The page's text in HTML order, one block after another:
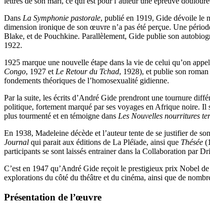
Dans La Symphonie pastorale, publié en 1919, Gide dévoile le
dimension ironique de son œuvre n’a pas été perçue. Une
Blake, et de Pouchkine. Parallèlement, Gide publie son
1922.
1925 marque une nouvelle étape dans la vie de celui qu’on
Congo, 1927 et Le Retour du Tchad, 1928), et publie son roman
fondements théoriques de l’homosexualité gidienne.
Par la suite, les écrits d’André Gide prendront une tournure
politique, fortement marqué par ses voyages en Afrique noire. Il
plus tourmenté et en témoigne dans Les Nouvelles nourritures
En 1938, Madeleine décède et l’auteur tente de se justifier de
Journal qui parait aux éditions de La Pléïade, ainsi que Thésée
participants se sont laissés entrainer dans la Collaboration par
C’est en 1947 qu’André Gide reçoit le prestigieux prix Nobel
explorations du côté du théâtre et du cinéma, ainsi que de
Présentation de l’œuvre